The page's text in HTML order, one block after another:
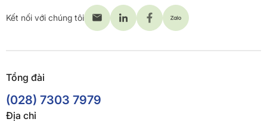
Kết nối với chúng tôi
Tổng đài
(028) 7303 7979
Địa chỉ